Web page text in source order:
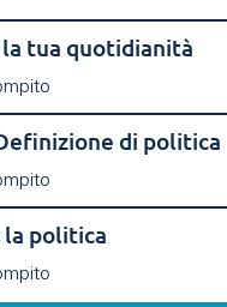
tua quotidianità
di politica
politica